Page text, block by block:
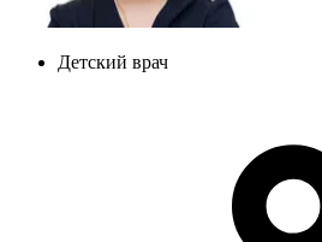
Детский врач